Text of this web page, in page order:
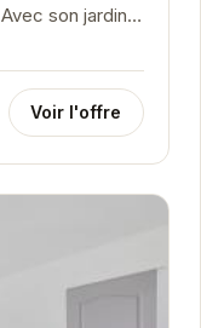
son jardin
Voir l'offre